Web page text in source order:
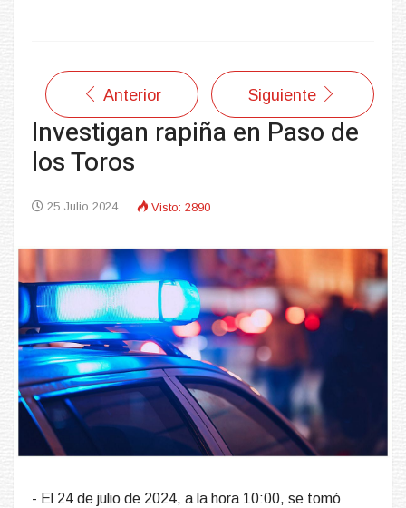
Anterior Siguiente
Investigan rapiña en Paso de
los Toros
25 Julio 2024 Visto: 2890
- El 24 de julio de 2024, a la hora 10:00, se tomó